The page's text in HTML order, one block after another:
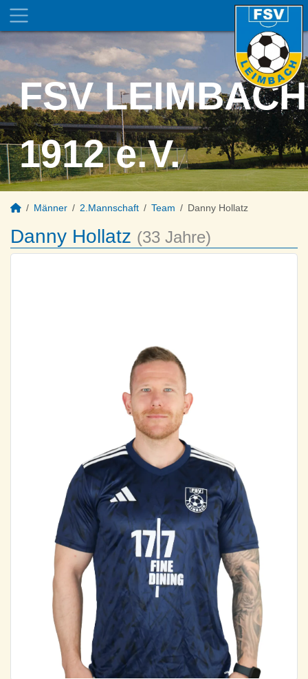
FSV LEIMBACH
1912 e.V.
Männer 2.Mannschaft Team Danny Hollatz
Danny Hollatz (33 Jahre)